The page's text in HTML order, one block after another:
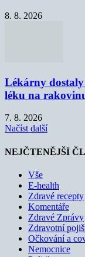
8. 8. 2026
Lékárny
léku na
7. 8. 2026
Načíst další
NEJČTENĚJŠÍ
Vše
E-health
Zdravé recepty
Komentáře
Zdravé Zprávy
Zdravotní
Očkování a
Nemocnice